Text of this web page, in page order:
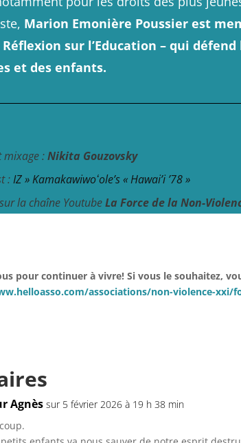
Marion Emonière Poussier est
sur l’Education– qui
et des enfants.
mixage :Nikita Gouzovsky
:IZ » Kamakawiwoʻole’s« Hawai’i ’78 »
la chaîne YoutubeLa Force de la Non-
pour continuer à vivre! Si vous le souhaitez,
associations/non-violence-xxi/
Agnès sur 5 février 2026 à 19 h 38 min